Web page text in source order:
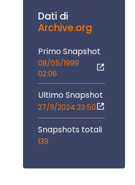
Dati di
Archive.org
Primo Snapshot
08/05/1999
02:06
Ultimo Snapshot
27/11/2024 23:50
Snapshots totali
139